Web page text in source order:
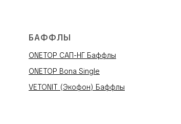
БАФФЛЫ
ONETOP САП-НГ Баффлы
ONETOP Bona Single
VETONIT (Экофон) Баффлы